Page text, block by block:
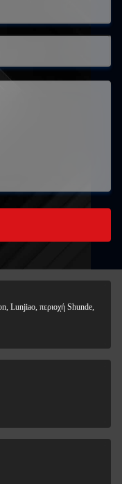
Lunjiao, περιοχή Shunde,